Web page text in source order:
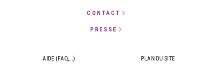
CONTACT
PRESSE
AIDE (FAQ,...) PLAN DU SITE